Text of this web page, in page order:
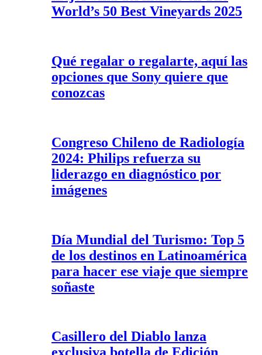
World’s 50 Best Vineyards 2025
Qué regalar o regalarte, aquí las
opciones que Sony quiere que
conozcas
Congreso Chileno de Radiología
2024: Philips refuerza su
liderazgo en diagnóstico por
imágenes
Día Mundial del Turismo: Top 5
de los destinos en Latinoamérica
para hacer ese viaje que siempre
soñaste
Casillero del Diablo lanza